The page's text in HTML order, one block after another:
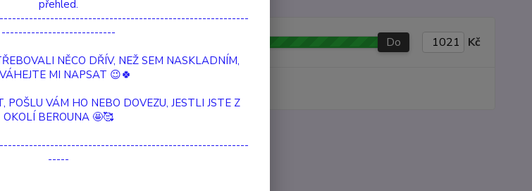
Upřesnit parametry
Do Kč
přehled.
---------------------------
NĚCO DŘÍV, NEŽ SEM NASKLADNÍM,
MI NAPSAT 😉🍀
POŠLU VÁM HO NEBO DOVEZU, JESTLI JSTE Z
OKOLÍ BEROUNA 🤩🥰
-----